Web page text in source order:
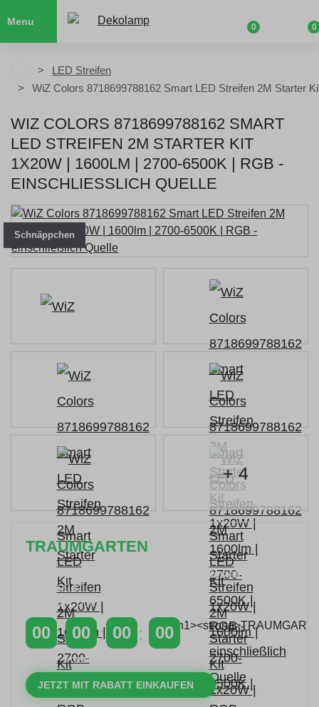
Menu
0 0
LED Streifen
WiZ Colors 8718699788162 Smart LED Streifen 2M Starter
WIZ COLORS 8718699788162 SMART
LED STREIFEN 2M STARTER KIT
1X20W | 1600LM | 2700-6500K | RGB -
EINSCHLIESSLICH QUELLE
Schnäppchen
+ 4
TRAUMGARTEN
Zeitlich begrenzter 20 % Rabatt auf Bestellungen
über 400 €
mit dem Code: VIP20AT
00 00
STUNDEN
00 00
JETZT MIT RABATT EINKAUFEN